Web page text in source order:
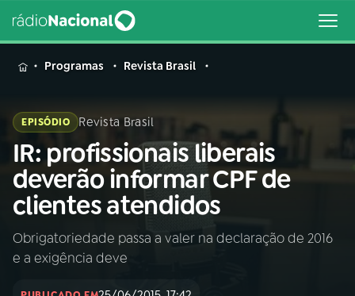
MENU
Buscar
na
Rádio
Nacional
Buscar
AO VIVO
INÍCIO
Programas Revista Brasil
EPISÓDIO Revista Brasil
IR: profissionais liberais
deverão informar CPF de
clientes atendidos
Obrigatoriedade passa a valer na declaração de 2016
e a exigência deve